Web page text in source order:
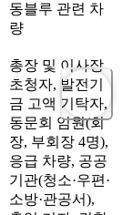
동블루 관련 차
량
총장 및 이사장
초청자, 발전기
금 고액 기탁자,
동문회 임원(회
장, 부회장 4명),
응급 차량, 공공
기관(청소·우편·
소방·관공서),